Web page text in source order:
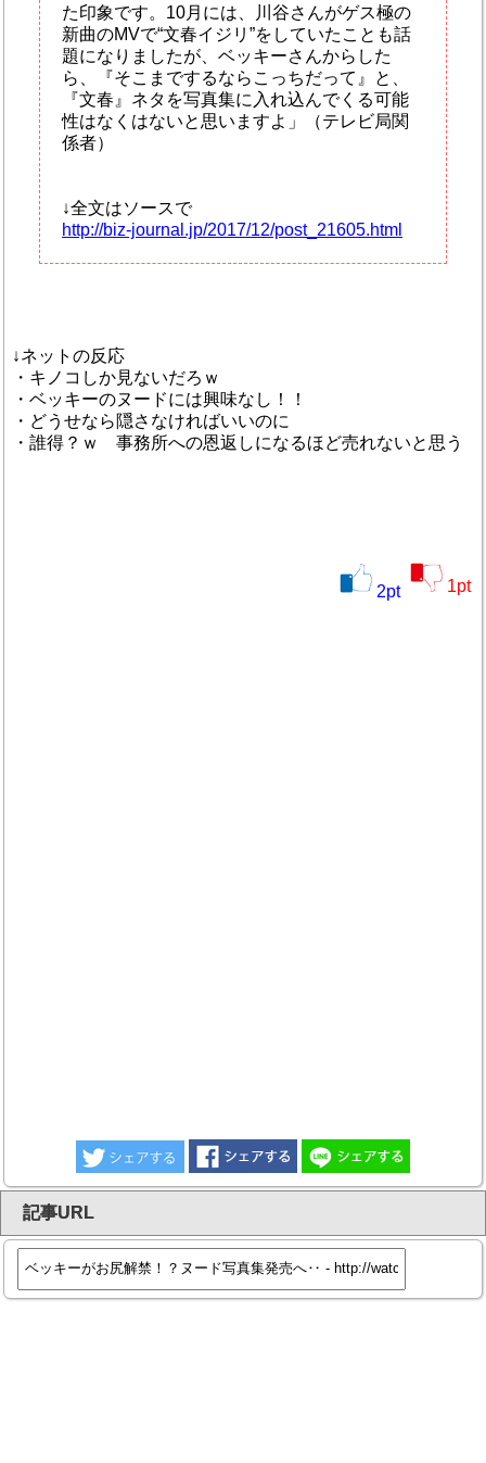
た印象です。10月には、川谷さんがゲス極の
新曲のMVで“文春イジリ”をしていたことも話
題になりましたが、ベッキーさんからした
ら、『そこまでするならこっちだって』と、
『文春』ネタを写真集に入れ込んでくる可能
性はなくはないと思いますよ」（テレビ局関
係者）
↓全文はソースで
http://biz-journal.jp/2017/12/post_21605.html
↓ネットの反応
・キノコしか見ないだろｗ
・ベッキーのヌードには興味なし！！
・どうせなら隠さなければいいのに
・誰得？ｗ 事務所への恩返しになるほど売れないと思う
2pt 1pt
記事URL